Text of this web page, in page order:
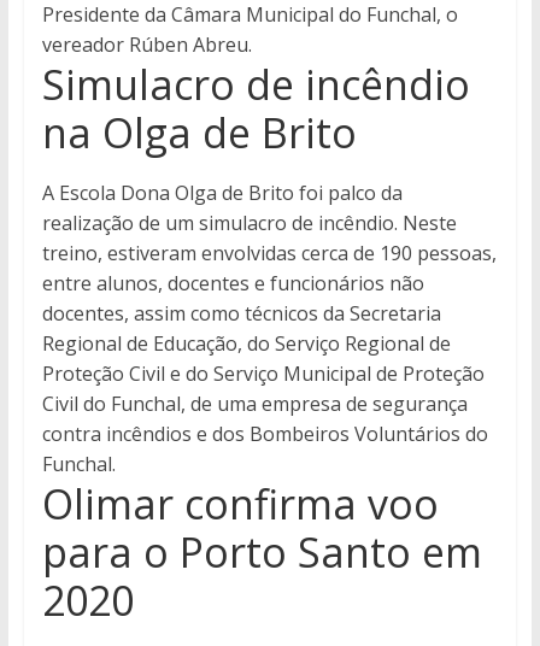
Presidente da Câmara Municipal do Funchal, o
vereador Rúben Abreu.
Simulacro de incêndio
na Olga de Brito
A Escola Dona Olga de Brito foi palco da
realização de um simulacro de incêndio. Neste
treino, estiveram envolvidas cerca de 190 pessoas,
entre alunos, docentes e funcionários não
docentes, assim como técnicos da Secretaria
Regional de Educação, do Serviço Regional de
Proteção Civil e do Serviço Municipal de Proteção
Civil do Funchal, de uma empresa de segurança
contra incêndios e dos Bombeiros Voluntários do
Funchal.
Olimar confirma voo
para o Porto Santo em
2020